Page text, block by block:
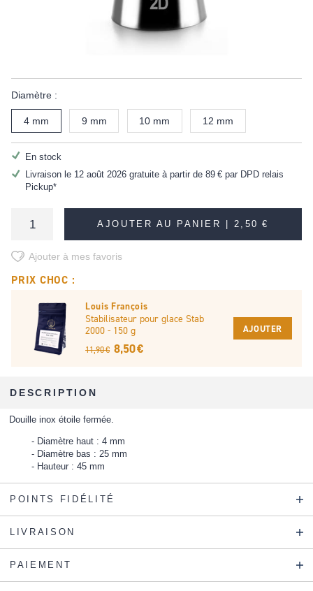
Diamètre :
4 mm 9 mm 10 mm 12 mm
En stock
Livraison le 12 août 2026 gratuite à partir de 89 €par DPD relais
Pickup*
AJOUTER AU PANIER | 2,50 €
Ajouter à mes favoris
PRIX CHOC :
Louis François
Stabilisateur pour glace Stab
2000 - 150 g
11,90 € 8,50 €
AJOUTER
DESCRIPTION
Douille inox étoile fermée.
Diamètre haut : 4 mm
Diamètre bas : 25 mm
Hauteur : 45 mm
POINTS FIDÉLITÉ
LIVRAISON
PAIEMENT